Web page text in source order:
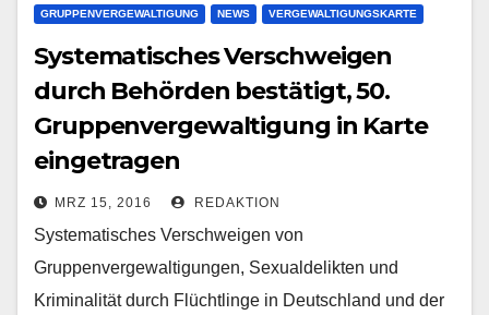
GRUPPENVERGEWALTIGUNG NEWS VERGEWALTIGUNGSKARTE
Systematisches Verschweigen
durch Behörden bestätigt, 50.
Gruppenvergewaltigung in Karte
eingetragen
MRZ 15, 2016 REDAKTION
Systematisches Verschweigen von
Gruppenvergewaltigungen, Sexualdelikten und
Kriminalität durch Flüchtlinge in Deutschland und der